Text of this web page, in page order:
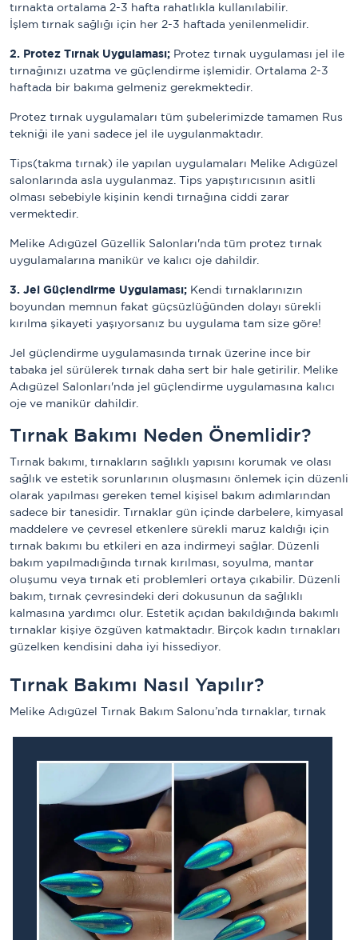
tırnakta ortalama 2-3 hafta rahatlıkla kullanılabilir.
İşlem tırnak sağlığı için her 2-3 haftada yenilenmelidir.
2. Protez Tırnak Uygulaması; Protez tırnak uygulaması jel ile
tırnağınızı uzatma ve güçlendirme işlemidir. Ortalama 2-3
haftada bir bakıma gelmeniz gerekmektedir.
Protez tırnak uygulamaları tüm şubelerimizde tamamen Rus
tekniği ile yani sadece jel ile uygulanmaktadır.
Tips(takma tırnak) ile yapılan uygulamaları Melike Adıgüzel
salonlarında asla uygulanmaz. Tips yapıştırıcısının asitli
olması sebebiyle kişinin kendi tırnağına ciddi zarar
vermektedir.
Melike Adıgüzel Güzellik Salonları'nda tüm protez tırnak
uygulamalarına manikür ve kalıcı oje dahildir.
3. Jel Güçlendirme Uygulaması; Kendi tırnaklarınızın
boyundan memnun fakat güçsüzlüğünden dolayı sürekli
kırılma şikayeti yaşıyorsanız bu uygulama tam size göre!
Jel güçlendirme uygulamasında tırnak üzerine ince bir
tabaka jel sürülerek tırnak daha sert bir hale getirilir. Melike
Adıgüzel Salonları'nda jel güçlendirme uygulamasına kalıcı
oje ve manikür dahildir.
Tırnak Bakımı Neden Önemlidir?
Tırnak bakımı, tırnakların sağlıklı yapısını korumak ve olası
sağlık ve estetik sorunlarının oluşmasını önlemek için düzenli
olarak yapılması gereken temel kişisel bakım adımlarından
sadece bir tanesidir. Tırnaklar gün içinde darbelere, kimyasal
maddelere ve çevresel etkenlere sürekli maruz kaldığı için
tırnak bakımı bu etkileri en aza indirmeyi sağlar. Düzenli
bakım yapılmadığında tırnak kırılması, soyulma, mantar
oluşumu veya tırnak eti problemleri ortaya çıkabilir. Düzenli
bakım, tırnak çevresindeki deri dokusunun da sağlıklı
kalmasına yardımcı olur. Estetik açıdan bakıldığında bakımlı
tırnaklar kişiye özgüven katmaktadır. Birçok kadın tırnakları
güzelken kendisini daha iyi hissediyor.
Tırnak Bakımı Nasıl Yapılır?
Melike Adıgüzel Tırnak Bakım Salonu’nda tırnaklar, tırnak